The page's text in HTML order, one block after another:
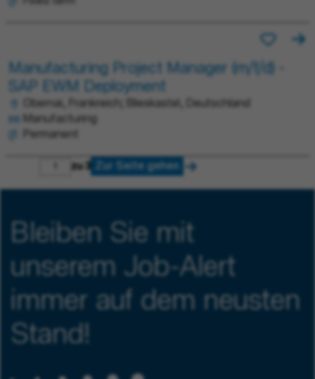
Manufacturing Project Manager (m/f/d) -
SAP EWM Deployment
Obernai, Frankreich; Blieskastel, Deutschland
Manufacturing
Permanent
zu 3 Zur Seite gehen
Bleiben Sie mit
unserem Job-Alert
immer auf dem neusten
Stand!